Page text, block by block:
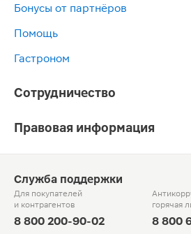
Бонусы от партнёров
Помощь
Гастроном
Сотрудничество
Правовая информация
Служба поддержки
Для покупателей
и контрагентов
8 800 200-90-02
горячая
8 800